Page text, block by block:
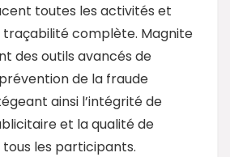
toutes les activités et
complète. Magnite
des outils avancés de
de la fraude
ainsi l’intégrité de
et la qualité de
tous les participants.